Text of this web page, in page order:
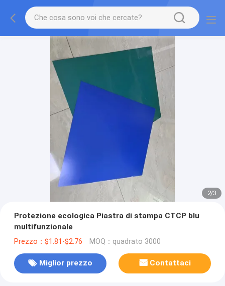
2/3
Protezione ecologica Piastra di stampa CTCP blu
multifunzionale
Prezzo：$1.81-$2.76 MOQ：quadrato 3000
Miglior prezzo Contattaci